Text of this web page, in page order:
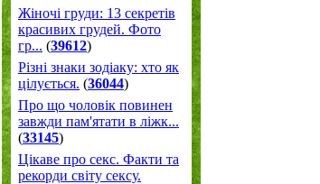
Жіночі груди: 13 секретів
красивих грудей. Фото
гр... (39612)
Різні знаки зодіаку: хто як
цілується. (36044)
Про що чоловік повинен
завжди пам'ятати в ліжк...
(33145)
Цікаве про секс. Факти та
рекорди світу сексу.